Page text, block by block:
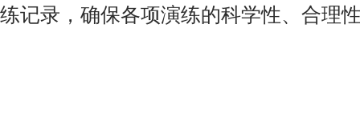
练记录，确保各项演练的科学性、合理